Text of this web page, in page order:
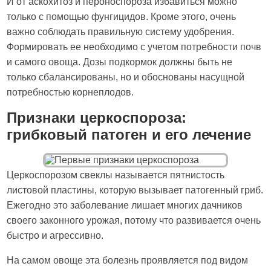
только с помощью фунгицидов. Кроме этого, очень
важно соблюдать правильную систему удобрения.
Формировать ее необходимо с учетом потребности почв
и самого овоща. Дозы подкормок должны быть не
только сбалансированы, но и обоснованы насущной
потребностью корнеплодов.
Признаки церкоспороза:
грибковый патоген и его лечение
Церкоспорозом свеклы называется пятнистость
листовой пластины, которую вызывает патогенный гриб.
Ежегодно это заболевание лишает многих дачников
своего законного урожая, потому что развивается очень
быстро и агрессивно.
На самом овоще эта болезнь проявляется под видом